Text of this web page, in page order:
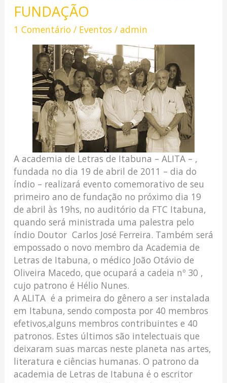
FUNDAÇÃO
1 Comentário / Eventos / admin
A academia de Letras de Itabuna – ALITA – ,
fundada no dia 19 de abril de 2011 – dia do
índio – realizará evento comemorativo de seu
primeiro ano de fundação no próximo dia 19
de abril às 19hs, no auditório da FTC Itabuna,
quando será ministrada uma palestra pelo
índio Doutor Carlos José Ferreira. Também será
empossado o novo membro da Academia de
Letras de Itabuna, o médico João Otávio de
Oliveira Macedo, que ocupará a cadeia nº 30 ,
cujo patrono é Hélio Nunes.
A ALITA é a primeira do gênero a ser instalada
em Itabuna, sendo composta por 40 membros
efetivos,alguns membros contribuintes e 40
patronos. Estes últimos são intelectuais que
deixaram suas marcas neste planeta nas artes,
literatura e ciências humanas. O patrono da
academia de Letras de Itabuna é o escritor